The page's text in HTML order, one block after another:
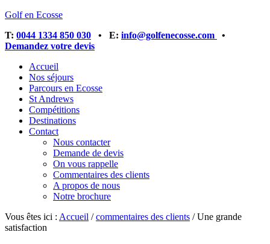
Golf en Ecosse
T: 0044 1334 850 030 • E: info@golfenecosse.com
•
Demandez votre devis
Accueil
Nos séjours
Parcours en Ecosse
St Andrews
Compétitions
Destinations
Contact
Nous contacter
Demande de devis
On vous rappelle
Commentaires des clients
A propos de nous
Notre brochure
Vous êtes ici : Accueil / commentaires des clients /Une grande
satisfaction